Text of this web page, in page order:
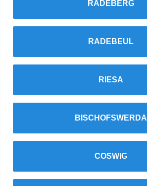
RADEBERG
RADEBEUL
RIESA
BISCHOFSWERDA
COSWIG